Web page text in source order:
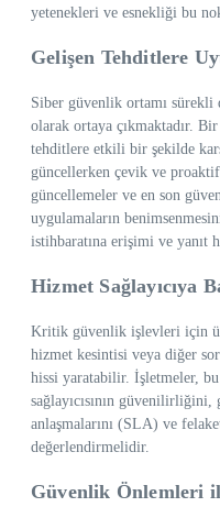
yetenekleri ve esnekliği bu
Gelişen Tehditlere
Siber güvenlik ortamı
olarak ortaya çıkmaktadır. Bir
tehditlere etkili bir şekilde
güncellerken çevik ve
güncellemeler ve en son
uygulamaların
istihbaratına erişimi ve yanıt
Hizmet Sağlayıcıya
Kritik güvenlik işlevleri için
hizmet kesintisi veya diğer
hissi yaratabilir. İşletmeler,
sağlayıcısının
anlaşmalarını (SLA) ve
değerlendirmelidir.
Güvenlik Önlemleri